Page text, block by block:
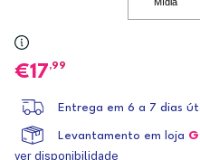
17,99
Entrega em 6 a 7 dias
Levantamento em loja
ver disponibilidade